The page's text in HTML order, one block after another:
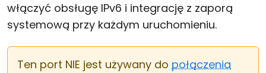
włączyć obsługę IPv6 i integrację z zaporą
systemową przy każdym uruchomieniu.
Ten port NIE jest używany do połączenia